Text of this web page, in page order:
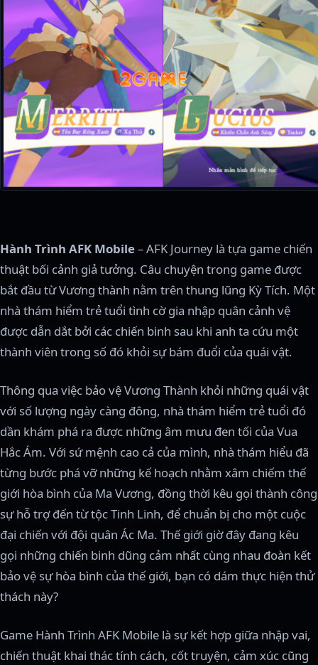
Hành Trình AFK Mobile– AFK Journey là tựa game chiến
thuật bối cảnh giả tưởng. Câu chuyện trong game được
bắt đầu từ Vương thành nằm trên thung lũng Kỳ Tích. Một
nhà thám hiểm trẻ tuổi tình cờ gia nhập quân cảnh vệ
được dẫn dắt bởi các chiến binh sau khi anh ta cứu một
thành viên trong số đó khỏi sự bám đuổi của quái vật.
Thông qua việc bảo vệ Vương Thành khỏi những quái vật
với số lượng ngày càng đông, nhà thám hiểm trẻ tuổi đó
dần khám phá ra được những âm mưu đen tối của Vua
Hắc Ám. Với sứ mệnh cao cả của mình, nhà thám hiểu đã
từng bước phá vỡ những kế hoạch nhằm xâm chiếm thế
giới hòa bình của Ma Vương, đồng thời kêu gọi thành công
sự hỗ trợ đến từ tộc Tinh Linh, để chuẩn bị cho một cuộc
đại chiến với đội quân Ác Ma. Thế giới giờ đây đang kêu
gọi những chiến binh dũng cảm nhất cùng nhau đoàn kết
bảo vệ sự hòa bình của thế giới, bạn có dám thực hiện thử
thách này?
Game Hành Trình AFK Mobile là sự kết hợp giữa nhập vai,
chiến thuật khai thác tính cách, cốt truyện, cảm xúc cũng